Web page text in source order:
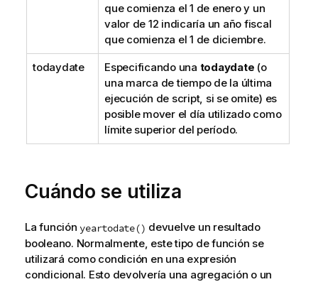
que comienza el 1 de enero y un
valor de 12 indicaría un año fiscal
que comienza el 1 de diciembre.
todaydate Especificando una todaydate (o
una marca de tiempo de la última
ejecución de script, si se omite) es
posible mover el día utilizado como
límite superior del período.
Cuándo se utiliza
La funciónyeartodate() devuelve un resultado
booleano. Normalmente, este tipo de función se
utilizará como condición en una expresión
condicional. Esto devolvería una agregación o un